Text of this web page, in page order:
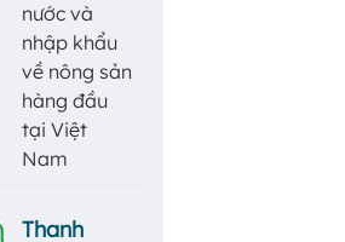
nước và
nhập khẩu
về nông sản
hàng đầu
tại Việt
Nam
Thanh